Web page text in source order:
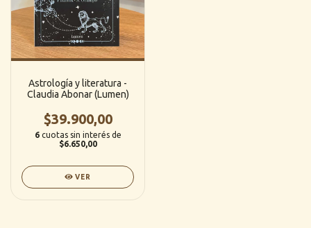
Astrología y literatura -
Claudia Abonar (Lumen)
$39.900,00
6 cuotas sin interés de
$6.650,00
VER